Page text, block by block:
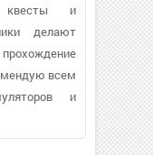
квесты и
делают
всем
и